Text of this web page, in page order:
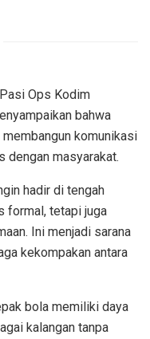
Ops Kodim
bahwa
komunikasi
dengan masyarakat.
hadir di tengah
formal, tetapi juga
Ini menjadi sarana
kekompakan antara
bola memiliki daya
kalangan tanpa